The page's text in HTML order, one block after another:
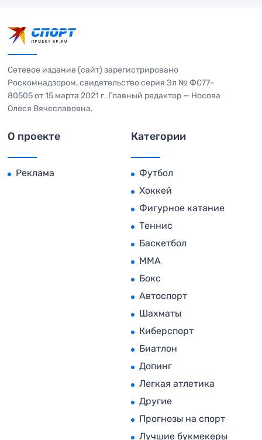
Сетевое издание (сайт) зарегистрировано
Роскомнадзором, свидетельство серия Эл № ФС77-
80505 от 15 марта 2021 г. Главный редактор — Носова
Олеся Вячеславовна.
О проекте
Реклама
Категории
Футбол
Хоккей
Фигурное катание
Теннис
Баскетбол
MMA
Бокс
Автоспорт
Шахматы
Киберспорт
Биатлон
Допинг
Легкая атлетика
Другие
Прогнозы на спорт
Лучшие букмекеры